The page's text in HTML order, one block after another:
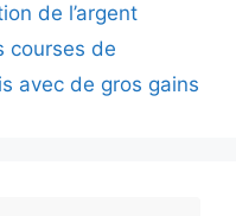
de l’argent
courses de
avec de gros gains